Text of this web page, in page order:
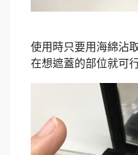
使用時只要用海綿沾
在想遮蓋的部位就可